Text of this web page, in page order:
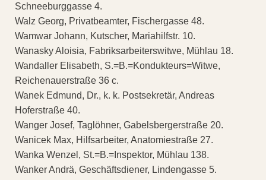
Schneeburggasse 4.
Walz Georg, Privatbeamter, Fischergasse 48.
Wamwar Johann, Kutscher, Mariahilfstr. 10.
Wanasky Aloisia, Fabriksarbeiterswitwe, Mühlau 18.
Wandaller Elisabeth, S.=B.=Kondukteurs=Witwe,
Reichenauerstraße 36 c.
Wanek Edmund, Dr., k. k. Postsekretär, Andreas
Hoferstraße 40.
Wanger Josef, Taglöhner, Gabelsbergerstraße 20.
Wanicek Max, Hilfsarbeiter, Anatomiestraße 27.
Wanka Wenzel, St.=B.=Inspektor, Mühlau 138.
Wanker Andrä, Geschäftsdiener, Lindengasse 5.